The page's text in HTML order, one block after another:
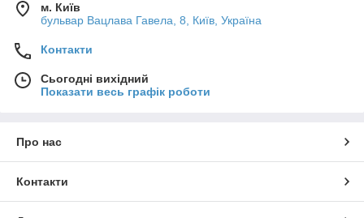
м. Київ
бульвар Вацлава Гавела, 8, Київ, Україна
Контакти
Сьогодні вихідний
Показати весь графік роботи
Про нас
Контакти